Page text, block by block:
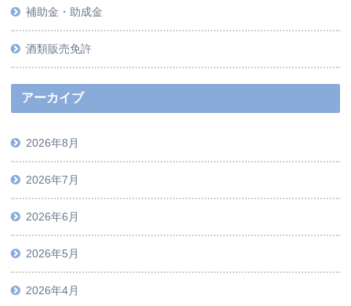
補助金・助成金
酒類販売免許
アーカイブ
2026年8月
2026年7月
2026年6月
2026年5月
2026年4月